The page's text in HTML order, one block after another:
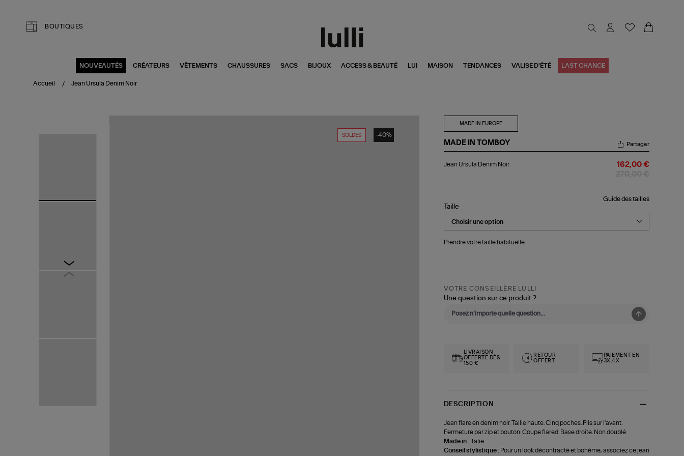
BOUTIQUES
NOUVEAUTÉS CRÉATEURS VÊTEMENTS CHAUSSURES SACS BIJOUX ACCESS & BEAUTÉ LUI MAISON TENDANCES VALISE D'ÉTÉ LAST CHANCE
Accueil Jean Ursula Denim Noir
SOLDES -40%
MADE IN EUROPE
MADE IN TOMBOY
Ursula
Partager
Jean Ursula Denim Noir 162,00 €
Guide des tailles
Taille
Prendre votre taille habituelle.
VOTRE CONSEILLÈRE LULLI
Une question sur ce produit ?
LIVRAISON
OFFERTE DÈS
150 €
RETOUR
OFFERT
PAIEMENT EN
3X,4X
DESCRIPTION
Jean flare en denim noir. Taille haute. Cinq poches. Plis sur l'avant.
Fermeture par zip et bouton. Coupe flared. Base droite. Non doublé.
Made in : Italie.
Conseil stylistique : Pour un look décontracté et bohème, associez ce jean